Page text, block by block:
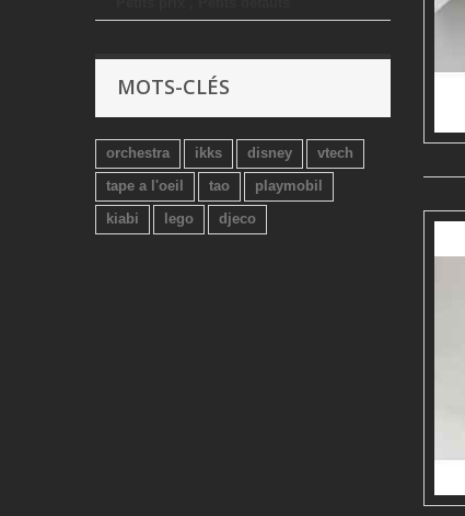
MOTS-CLÉS
orchestra ikks disney
vtech
tape a l'oeil
tao
playmobil
kiabi
lego djeco